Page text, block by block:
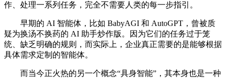
作、处理一系列任务，完全不需要人类的每一步指引。
早期的 AI 智能体，比如 BabyAGI 和 AutoGPT，曾被质
疑为换汤不换药的 AI 助手炒作版。因为它们的任务过于笼
统、缺乏明确的规则，而实际上，企业真正需要的是能够根据
具体需求定制的智能体。
而当今正火热的另一个概念“具身智能”，其本身也是一种